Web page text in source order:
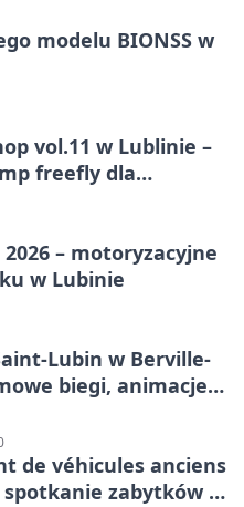
modelu BIONSS w
vol.11 w Lublinie –
freefly dla
– motoryzacyjne
w Lubinie
Lubin w Berville-
biegi, animacje i
de véhicules anciens
zabytków i